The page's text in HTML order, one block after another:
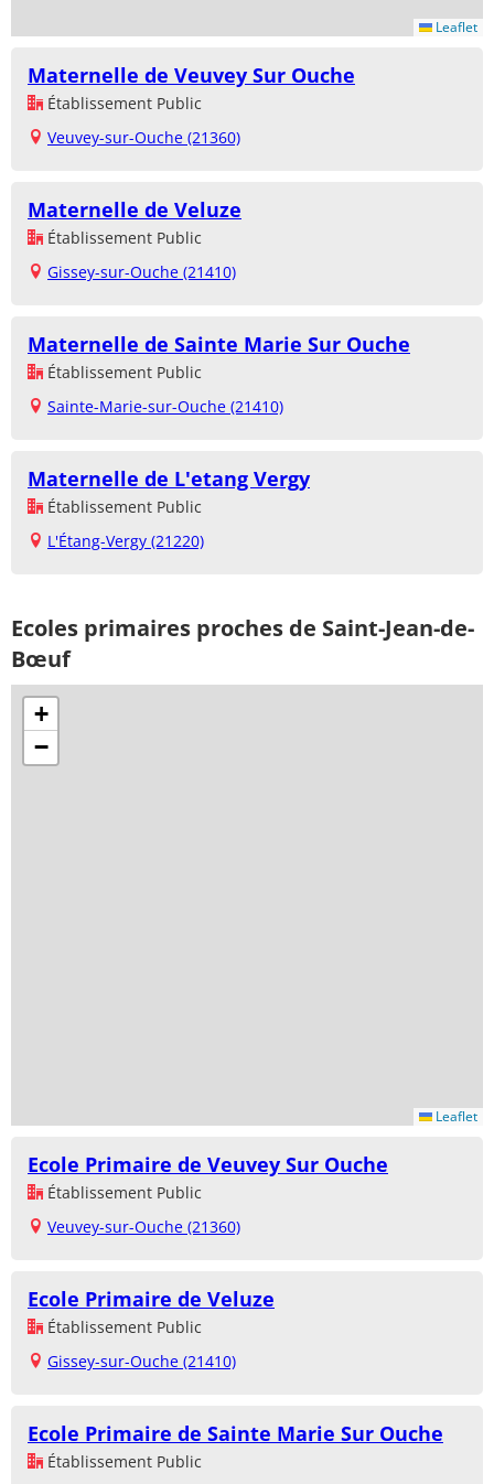
Leaflet
Maternelle de Veuvey Sur Ouche
Établissement Public
Veuvey-sur-Ouche (21360)
Maternelle de Veluze
Établissement Public
Gissey-sur-Ouche (21410)
Maternelle de Sainte Marie Sur Ouche
Établissement Public
Sainte-Marie-sur-Ouche (21410)
Maternelle de L'etang Vergy
Établissement Public
L'Étang-Vergy (21220)
Ecoles primaires proches de Saint-Jean-de-
Bœuf
+
−
Leaflet
Ecole Primaire de Veuvey Sur Ouche
Établissement Public
Veuvey-sur-Ouche (21360)
Ecole Primaire de Veluze
Établissement Public
Gissey-sur-Ouche (21410)
Ecole Primaire de Sainte Marie Sur Ouche
Établissement Public